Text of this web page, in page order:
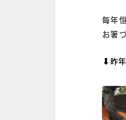
毎年
お箸
⬇︎昨